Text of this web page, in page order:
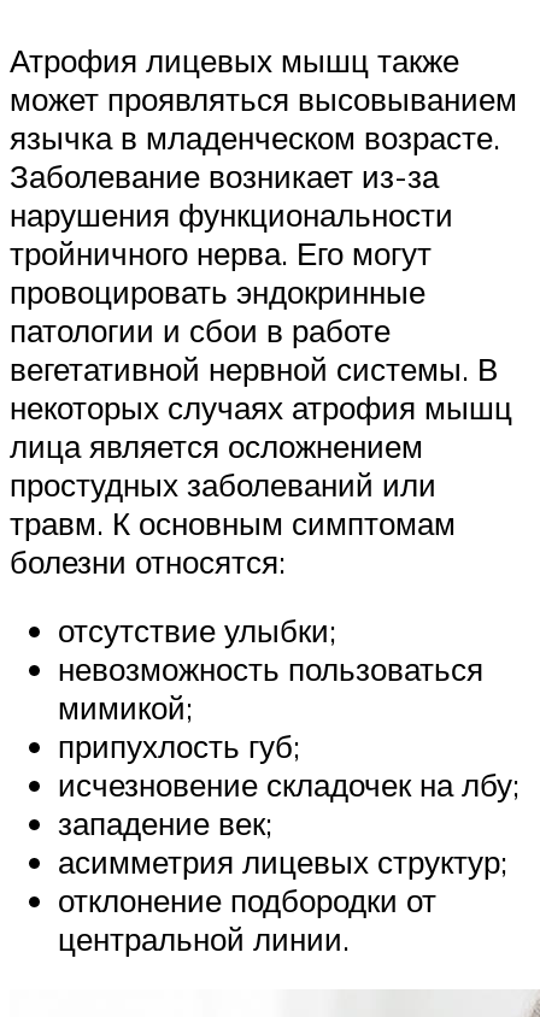
Атрофия лицевых мышц также
может проявляться высовыванием
язычка в младенческом возрасте.
Заболевание возникает из-за
нарушения функциональности
тройничного нерва. Его могут
провоцировать эндокринные
патологии и сбои в работе
вегетативной нервной системы. В
некоторых случаях атрофия мышц
лица является осложнением
простудных заболеваний или
травм. К основным симптомам
болезни относятся:
отсутствие улыбки;
невозможность пользоваться
мимикой;
припухлость губ;
исчезновение складочек на лбу;
западение век;
асимметрия лицевых структур;
отклонение подбородки от
центральной линии.